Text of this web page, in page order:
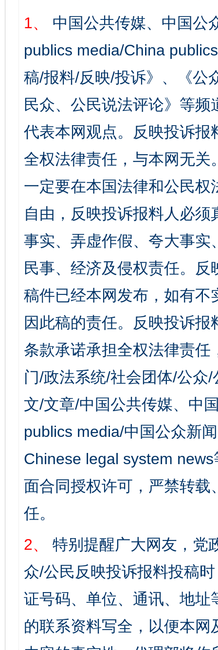
1、
中国公共传媒、中国公
publics media/China
稿/报料/反映/投诉》、《公
民众、公民说法评论》等
代表本网观点。反映投诉
全权法律责任，与本网无
一定要在本国法律和公民
自由，反映投诉报料人必
事实、弄虚作假、夸大事
民事、经济及侵权责任。
稿件已经本网发布，如有
因此稿的责任。反映投诉
条款承诺承担全权法律责
门/政法系统/社会团体/公众
文/文章/中国公共传媒、中
publics media/中国公众新
Chinese legal system
面合同授权许可，严禁转
任。
2、
特别提醒广大网友，党
众/公民反映投诉报料投稿
证号码、单位、通讯、地
的联系资料写全，以便本